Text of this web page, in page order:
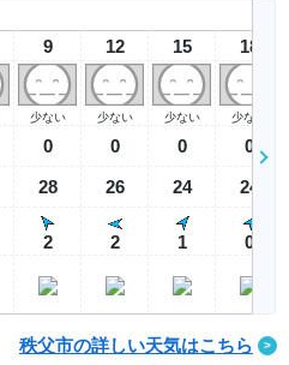
9
少ない
0
28
2
12
少ない
0
26
2
15
少ない
0
24
1
18
少ない
0
24
0
秩父市の詳しい天気はこちら